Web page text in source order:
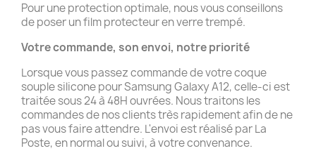
Pour une protection optimale, nous vous conseillons
de poser un film protecteur en verre trempé.
Votre commande, son envoi, notre priorité
Lorsque vous passez commande de votre coque
souple silicone pour Samsung Galaxy A12, celle-ci est
traitée sous 24 à 48H ouvrées. Nous traitons les
commandes de nos clients très rapidement afin de ne
pas vous faire attendre. L'envoi est réalisé par La
Poste, en normal ou suivi, à votre convenance.